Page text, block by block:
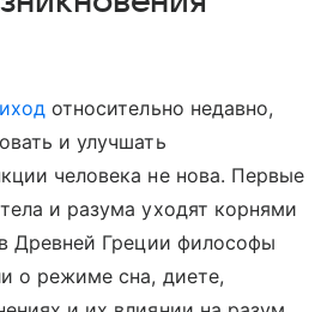
относительно недавно,
и улучшать
человека не нова. Первые
и разума уходят корнями
Древней Греции философы
о режиме сна, диете,